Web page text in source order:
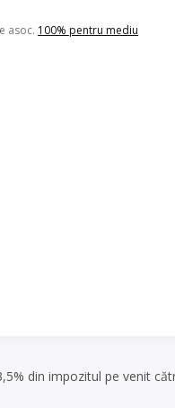
asoc. 100% pentru mediu
din impozitul pe venit